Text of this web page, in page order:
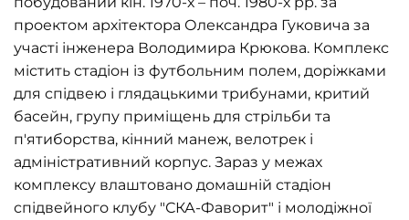
проектом архітектора Олександра Гуковича за
участі інженера Володимира Крюкова. Комплекс
містить стадіон із футбольним полем, доріжками
для спідвею і глядацькими трибунами, критий
басейн, групу приміщень для стрільби та
п'ятиборства, кінний манеж, велотрек і
адміністративний корпус. Зараз у межах
комплексу влаштовано домашній стадіон
спідвейного клубу "СКА-Фаворит" і молодіжної